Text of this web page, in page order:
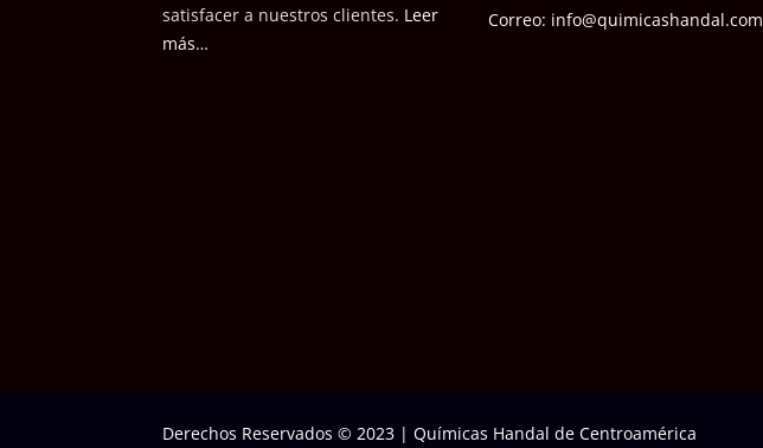
satisfacer a nuestros clientes. Leer
más…
Correo: info@quimicashandal.com
Derechos Reservados © 2023 | Químicas Handal de Centroamérica